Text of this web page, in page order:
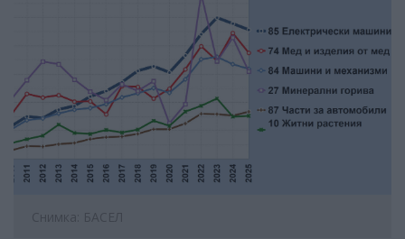
Снимка: БАСЕЛ